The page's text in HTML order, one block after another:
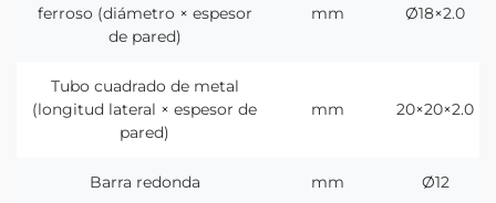
ferroso (diámetro × espesor
de pared)
mm Ø18×2.0
Tubo cuadrado de metal
(longitud lateral × espesor de
pared)
mm 20×20×2.0
Barra redonda mm Ø12